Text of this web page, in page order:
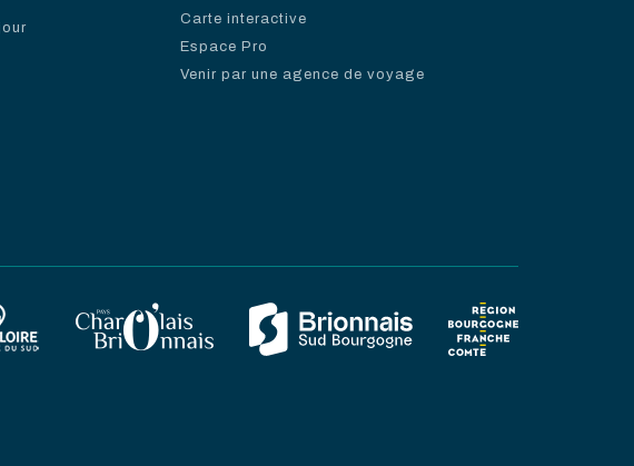
Carte interactive
Espace Pro
Venir par une agence de voyage